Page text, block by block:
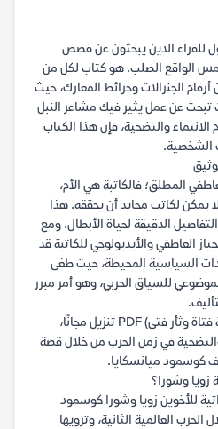
للقراء الذين يبحثون عن قصص
الواقع الصلب. هو كتاب لكل من
أرقام الجنرالات وخرائط المعارك، حيث
تبحث عن عمل يثير فيك مشاعر النبل
والتضحية، فإن هذا الكتاب
الشخصية.
المطلق؛ فالكاتبة هي الأم،
يمكن لكاتب محايد أن يحققه. هذا
الدقيقة لحياة الأبطال. ومع
العاطفي والأيديولوجي للكاتبة قد
السياسية المحيطة، حيث طغى
للسياق الحربي، وهو أمر مبرر
تحميل رواية زويا وشورا (بطولة فتاة وثأر فتى) PDF تنزيل مجانًا،
في زمن الحرب من خلال قصة
كوسمود ميانسكايا.
زويا وشورا؟
للأخوين زويا وشورا كوسمود
العالمية الثانية، وترويها